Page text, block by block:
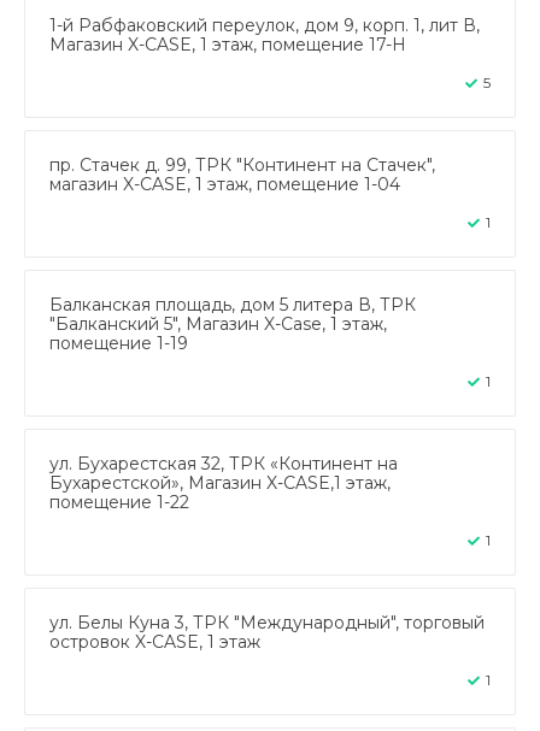
1-й Рабфаковский переулок, дом 9, корп. 1, лит В,
Магазин X-CASE, 1 этаж, помещение 17-Н
5
пр. Стачек д. 99, ТРК "Континент на Стачек",
магазин X-CASE, 1 этаж, помещение 1-04
1
Балканская площадь, дом 5 литера В, ТРК
"Балканский 5", Магазин X-Case, 1 этаж,
помещение 1-19
1
ул. Бухарестская 32, ТРК «Континент на
Бухарестской», Магазин X-CASE,1 этаж,
помещение 1-22
1
ул. Белы Куна 3, ТРК "Международный", торговый
островок X-CASE, 1 этаж
1